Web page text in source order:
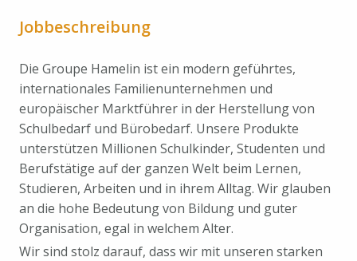
Jobbeschreibung
Die Groupe Hamelin ist ein modern geführtes,
internationales Familien­unternehmen und
europäischer Marktführer in der Herstellung von
Schulbedarf und Bürobedarf. Unsere Produkte
unterstützen Millionen Schulkinder, Studenten und
Berufstätige auf der ganzen Welt beim Lernen,
Studieren, Arbeiten und in ihrem Alltag. Wir glauben
an die hohe Bedeutung von Bildung und guter
Organisation, egal in welchem Alter.
Wir sind stolz darauf, dass wir mit unseren starken